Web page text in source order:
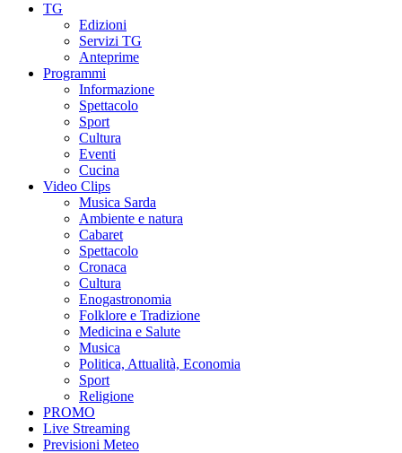
TG
Edizioni
Servizi TG
Anteprime
Programmi
Informazione
Spettacolo
Sport
Cultura
Eventi
Cucina
Video Clips
Musica Sarda
Ambiente e natura
Cabaret
Spettacolo
Cronaca
Cultura
Enogastronomia
Folklore e Tradizione
Medicina e Salute
Musica
Politica, Attualità, Economia
Sport
Religione
PROMO
Live Streaming
Previsioni Meteo